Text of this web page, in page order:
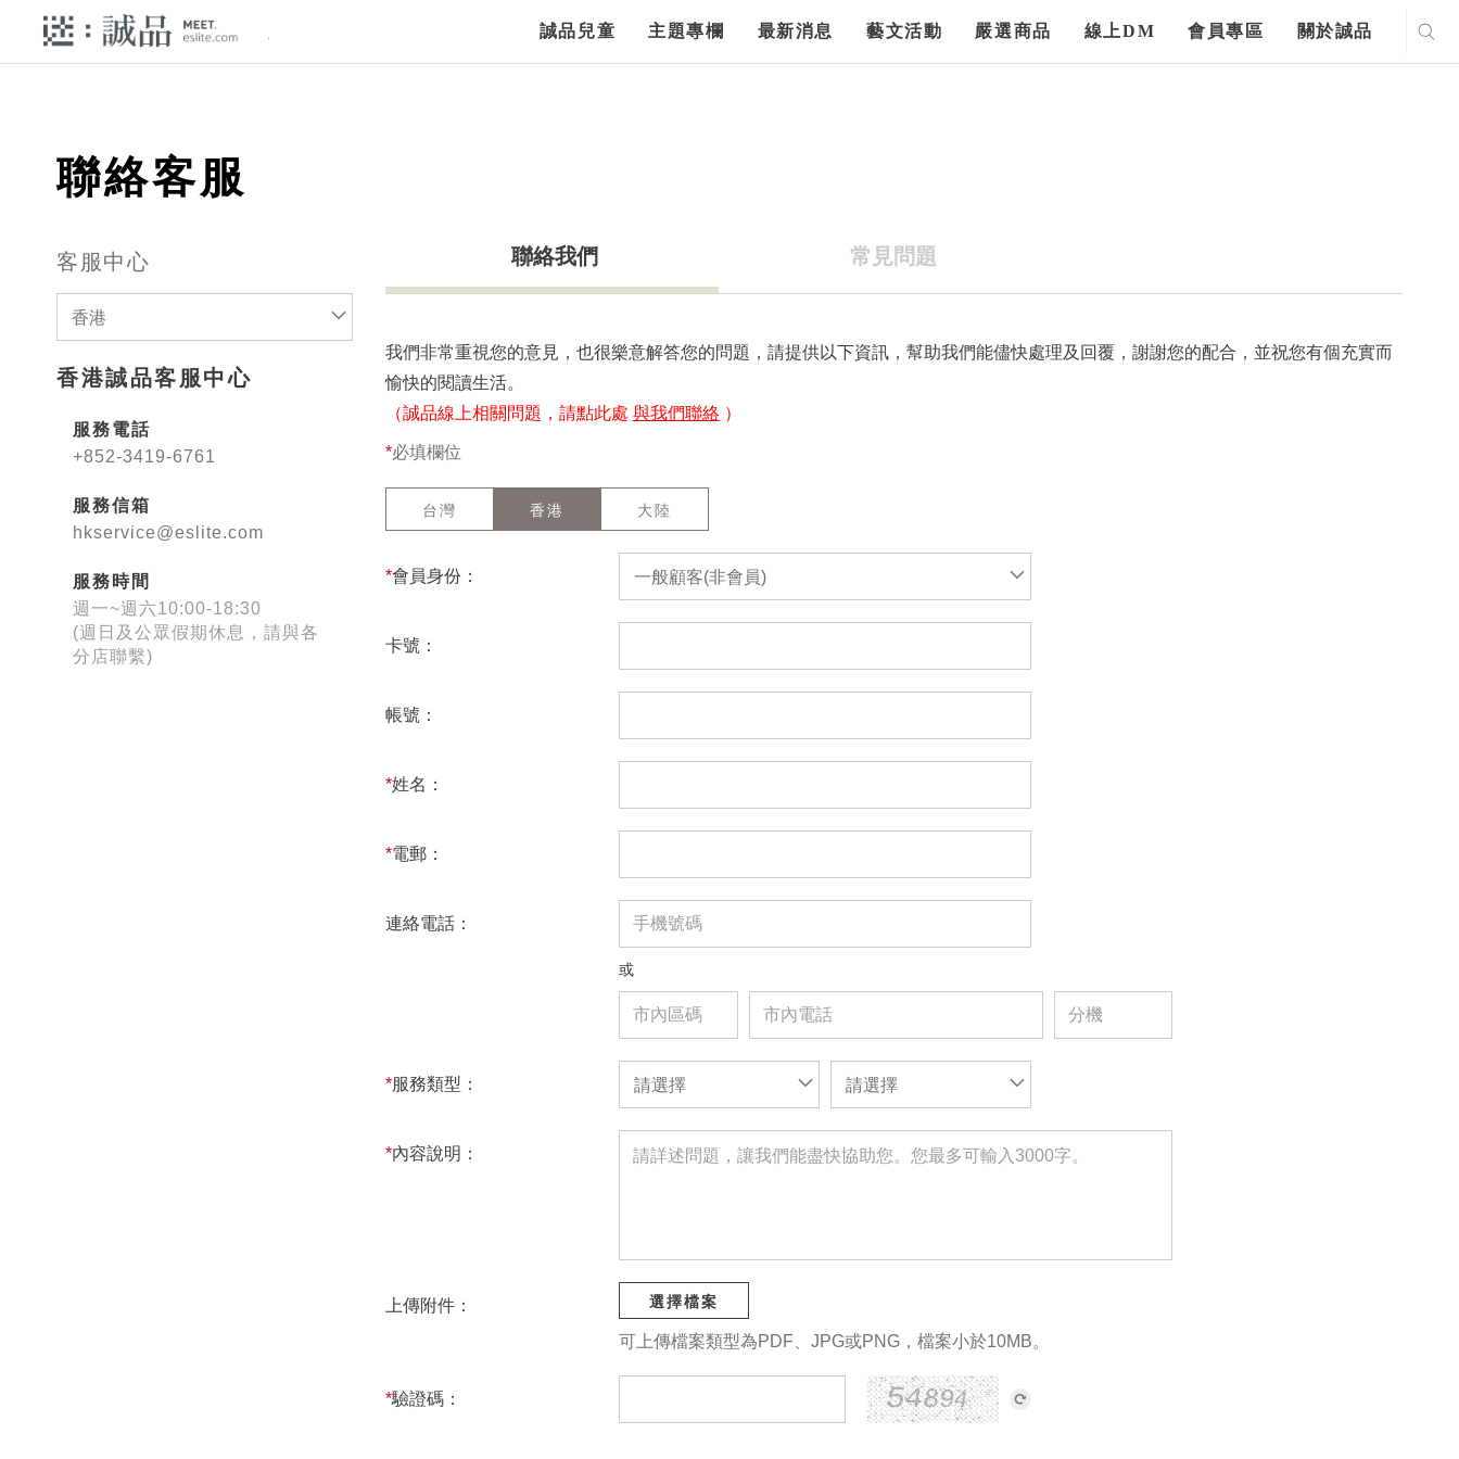
誠品兒童 主題專欄 最新消息 藝文活動 嚴選商品 線上DM 會員專區 關於誠品
聯絡客服
客服中心
香港
香港誠品客服中心
服務電話
+852-3419-6761
服務信箱
hkservice@eslite.com
服務時間
週一~週六10:00-18:30
(週日及公眾假期休息，請與各
分店聯繫)
聯絡我們 常見問題
我們非常重視您的意見，也很樂意解答您的問題，請提供以下資訊，幫助我們能儘快處理及回覆，謝謝您的配合，並祝您有個充實而
愉快的閱讀生活。
（誠品線上相關問題，請點此處 與我們聯絡 ）
*必填欄位
台灣 香港 大陸
*會員身份： 一般顧客(非會員)
卡號：
帳號：
*姓名：
*電郵：
連絡電話：
或
*服務類型： 請選擇 請選擇
*內容說明：
上傳附件： 選擇檔案
可上傳檔案類型為PDF、JPG或PNG，檔案小於10MB。
*驗證碼：